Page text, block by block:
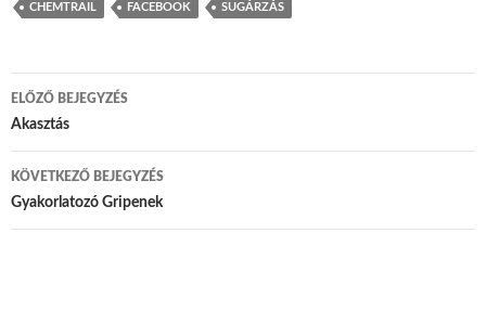
CHEMTRAIL FACEBOOK SUGÁRZÁS
Bejegyzés navigáció
ELŐZŐ BEJEGYZÉS
Akasztás
KÖVETKEZŐ BEJEGYZÉS
Gyakorlatozó Gripenek